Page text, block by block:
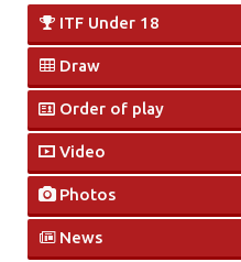
ITF Under 18
Draw
Order of play
Video
Photos
News